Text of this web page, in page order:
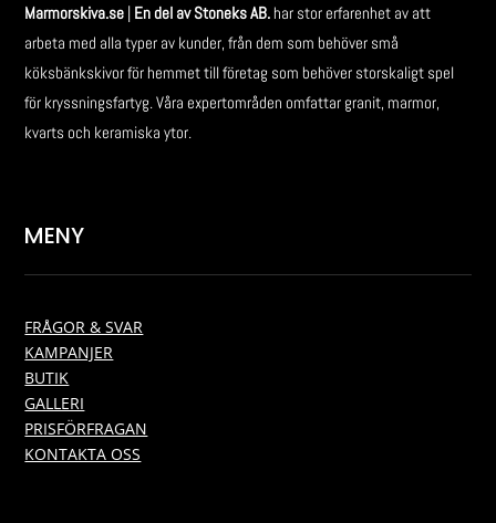
Marmorskiva.se | En del av Stoneks AB.har stor erfarenhet av att
arbeta med alla typer av kunder, från dem som behöver små
köksbänkskivor för hemmet till företag som behöver storskaligt spel
för kryssningsfartyg. Våra expertområden omfattar granit, marmor,
kvarts och keramiska ytor.
MENY
FRÅGOR & SVAR
KAMPANJER
BUTIK
GALLERI
PRISFÖRFRAGAN
KONTAKTA OSS